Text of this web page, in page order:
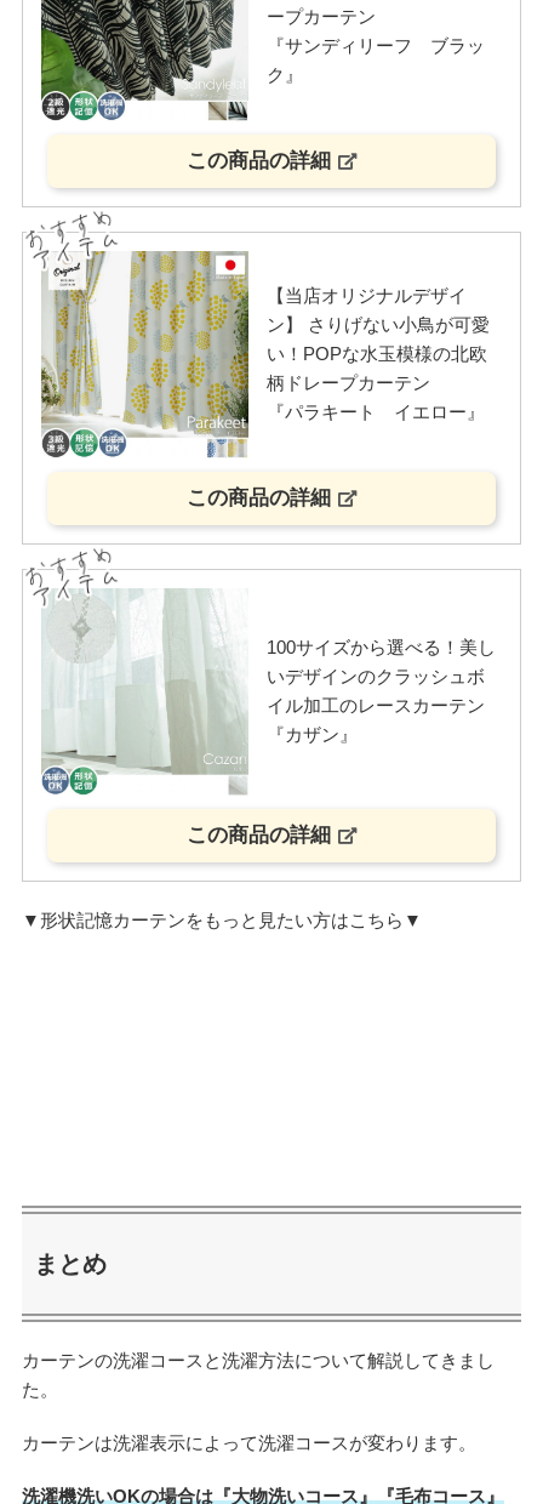
ープカーテン
『サンディリーフ ブラッ
ク』
この商品の詳細
【当店オリジナルデザイ
ン】 さりげない小鳥が可愛
い！POPな水玉模様の北欧
柄ドレープカーテン
『パラキート イエロー』
この商品の詳細
100サイズから選べる！美し
いデザインのクラッシュボ
イル加工のレースカーテン
『カザン』
この商品の詳細
▼形状記憶カーテンをもっと見たい方はこちら▼
まとめ
カーテンの洗濯コースと洗濯方法について解説してきまし
た。
カーテンは洗濯表示によって洗濯コースが変わります。
洗濯機洗いOKの場合は『大物洗いコース』『毛布コース』